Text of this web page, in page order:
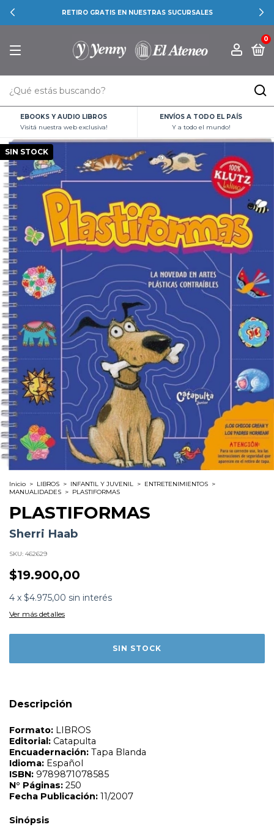
RETIRO GRATIS EN NUESTRAS SUCURSALES
0
EBOOKS Y AUDIO LIBROS
Visitá nuestra web exclusiva!
ENVÍOS A TODO EL PAÍS
Y a todo el mundo!
SIN STOCK
Inicio > LIBROS > INFANTIL Y JUVENIL > ENTRETENIMIENTOS >
MANUALIDADES > PLASTIFORMAS
PLASTIFORMAS
Sherri Haab
SKU: 462629
$19.900,00
4 x $4.975,00 sin interés
Ver más detalles
Descripción
Editorial:Catapulta
Idioma:Español
Fecha Publicación:11/2007
plástico contraíble. La actividad consiste en dibujar o
con tijeras comunes, cocinarlo unos minutos sobre una
placa en un horno convencional y listo: la creación se
encoge al 44% de su tamaño original. Hay seis láminas de
plástico contraíble encuadernadas con el libro, junto con
una colección de diseños muy variada, lista para calcar,
pintar y encoger.